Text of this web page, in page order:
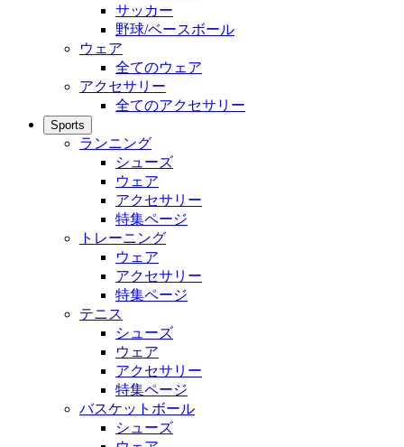
サッカー
野球/ベースボール
ウェア
全てのウェア
アクセサリー
全てのアクセサリー
Sports
ランニング
シューズ
ウェア
アクセサリー
特集ページ
トレーニング
ウェア
アクセサリー
特集ページ
テニス
シューズ
ウェア
アクセサリー
特集ページ
バスケットボール
シューズ